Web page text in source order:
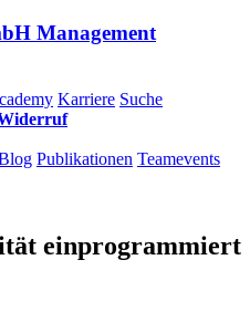
Karriere Suche
Publikationen Teamevents
einprogrammiert